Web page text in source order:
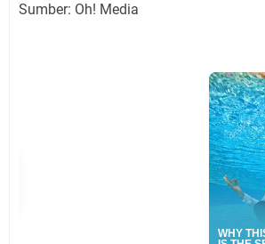
Sumber: Oh! Media